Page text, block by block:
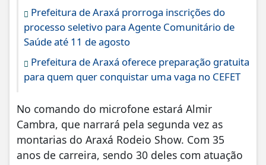
Prefeitura de Araxá prorroga inscrições do
processo seletivo para Agente Comunitário de
Saúde até 11 de agosto
Prefeitura de Araxá oferece preparação gratuita
para quem quer conquistar uma vaga no CEFET
No comando do microfone estará Almir
Cambra, que narrará pela segunda vez as
montarias do Araxá Rodeio Show. Com 35
anos de carreira, sendo 30 deles com atuação